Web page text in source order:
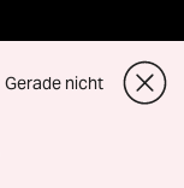
Gerade nicht